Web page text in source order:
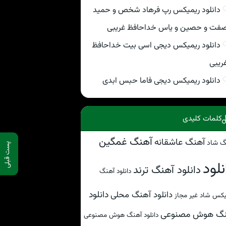
پست قبلی
دانلود ریمیکس رپ فرهاد شخص و حمید
و حصین و یاس خداحافظ غریبی
دانلود ریمیکس دیجی اسی بیت خداحافظ
دانلود ریمیکس دیجی فاما حبس ابدی
کلمات کلیدی
شادآهنگ عاشقانهآهنگ غمگین
دانلود آهنگ ترند دانلود آهنگ
شاد غیر مجاز دانلود آهنگ محلیدانلود
هوش مصنوعی دانلود آهنگ هوش مصنوعی